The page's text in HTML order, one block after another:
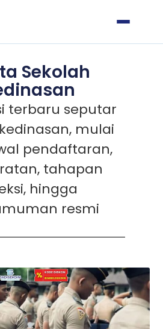
Sekolah
terbaru seputar
mulai
pendaftaran,
tahapan
hingga
resmi